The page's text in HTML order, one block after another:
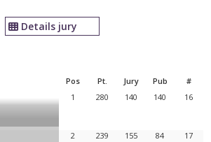
Details jury
Pos Pt. Jury Pub #
1 280 140 140 16
2 239 155 84 17